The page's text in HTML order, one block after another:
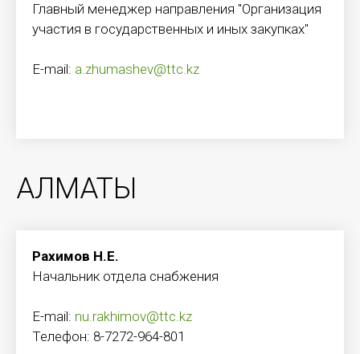
Главный менеджер направления "Организация
участия в государственных и иных закупках"
E-mail: a.zhumashev@ttc.kz
АЛМАТЫ
Рахимов Н.Е.
Начальник отдела снабжения
E-mail: nu.rakhimov@ttc.kz
Телефон: 8-7272-964-801